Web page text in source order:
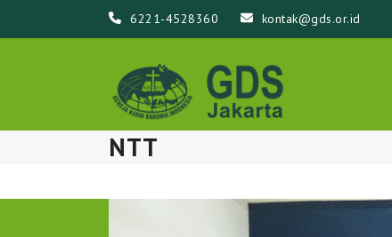
6221-4528360 kontak@gds.or.id
NTT